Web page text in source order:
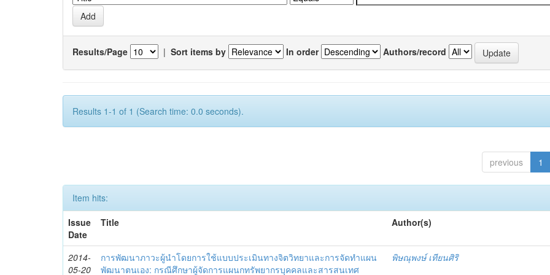
Results/Page | Sort items by In order Authors/record
Results 1-1 of 1 (Search time: 0.0 seconds).
previous 1
Item hits:
Issue
Date
Title Author(s)
2014-
05-20
การพัฒนาภาวะผู้นำโดยการใช้แบบประเมินทางจิตวิทยาและการจัดทำแผน
พัฒนาตนเอง: กรณีศึกษาผู้จัดการแผนกทรัพยากรบุคคลและสารสนเทศ
พิษณุพงษ์ เทียนศิริ